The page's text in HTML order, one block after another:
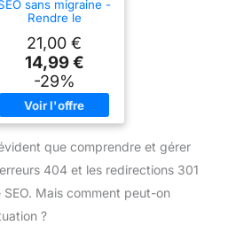
sans migraine -
Rendre le
accessible à tous
21,00 €
14,99 €
-29%
que comprendre et gérer
404 et les redirections 301
Mais comment peut-on
?